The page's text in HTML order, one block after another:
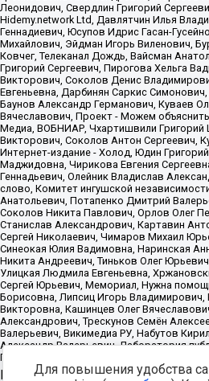
Источник:https://minjust.gov.ru/
Для повышения удобства